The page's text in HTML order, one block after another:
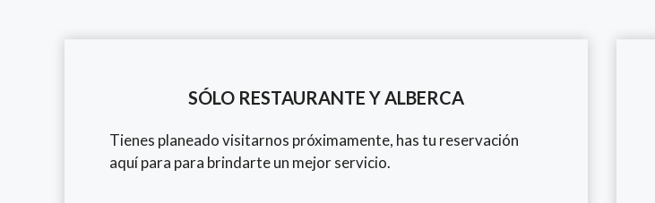
SÓLO RESTAURANTE Y ALBERCA
Tienes planeado visitarnos próximamente, has tu reservación
aquí para para brindarte un mejor servicio.